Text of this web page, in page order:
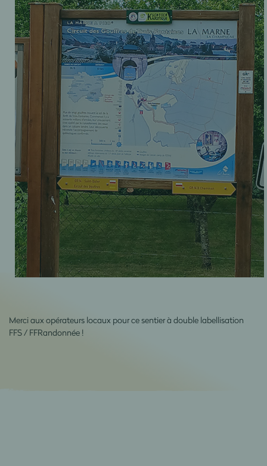
Merci aux opérateurs locaux pour ce sentier à double labellisation
FFS / FFRandonnée !